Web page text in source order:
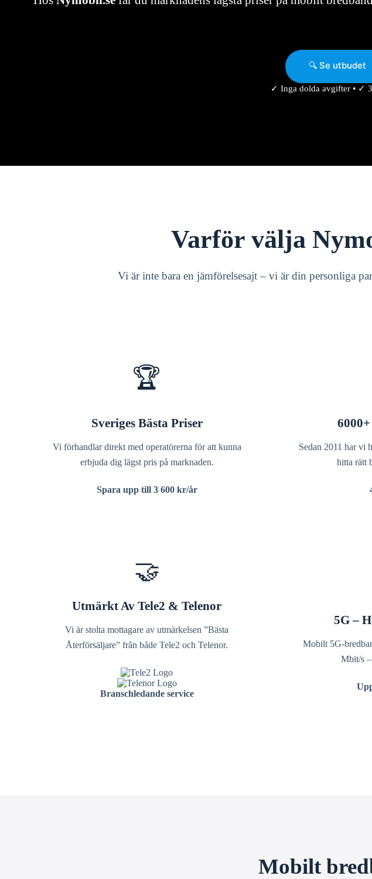
🔍 Se utbudet
✓ Inga dolda avgifter • ✓
Varför välja
Vi är inte bara en jämförelsesajt – vi är din personliga
🏆
Sveriges Bästa Priser
Vi förhandlar direkt med operatörerna för att kunna
erbjuda dig lägst pris på marknaden.
Spara upp till 3 600 kr/år
Sedan 2011 har vi
hitta rätt
🤝
Utmärkt Av Tele2 & Telenor
Vi är stolta mottagare av utmärkelsen ”Bästa
Återförsäljare” från både Tele2 och Telenor.
Branschledande service
5G –
Mobilt 5G-
Mbit/s
Mobilt